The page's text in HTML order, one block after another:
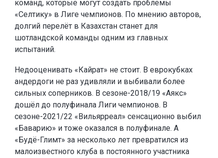
команд, которые могут создать проблемы
«Селтику» в Лиге чемпионов. По мнению авторов,
долгий перелёт в Казахстан станет для
шотландской команды одним из главных
испытаний.
Недооценивать «Кайрат» не стоит. В еврокубках
андердоги не раз удивляли и выбивали более
сильных соперников. В сезоне-2018/19 «Аякс»
дошёл до полуфинала Лиги чемпионов. В
сезоне-2021/22 «Вильярреал» сенсационно выбил
«Баварию» и тоже оказался в полуфинале. А
«Будё-Глимт» за несколько лет превратился из
малоизвестного клуба в постоянного участника